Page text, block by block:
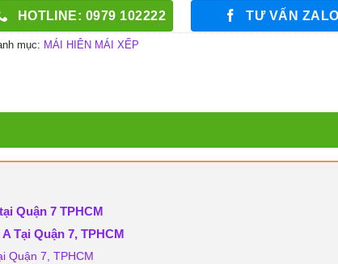
HOTLINE: 0979 102222 TƯ VẤN
mục: MÁI HIÊN MÁI XẾP
Quận 7 TPHCM
Tại Quận 7, TPHCM
Quận 7, TPHCM